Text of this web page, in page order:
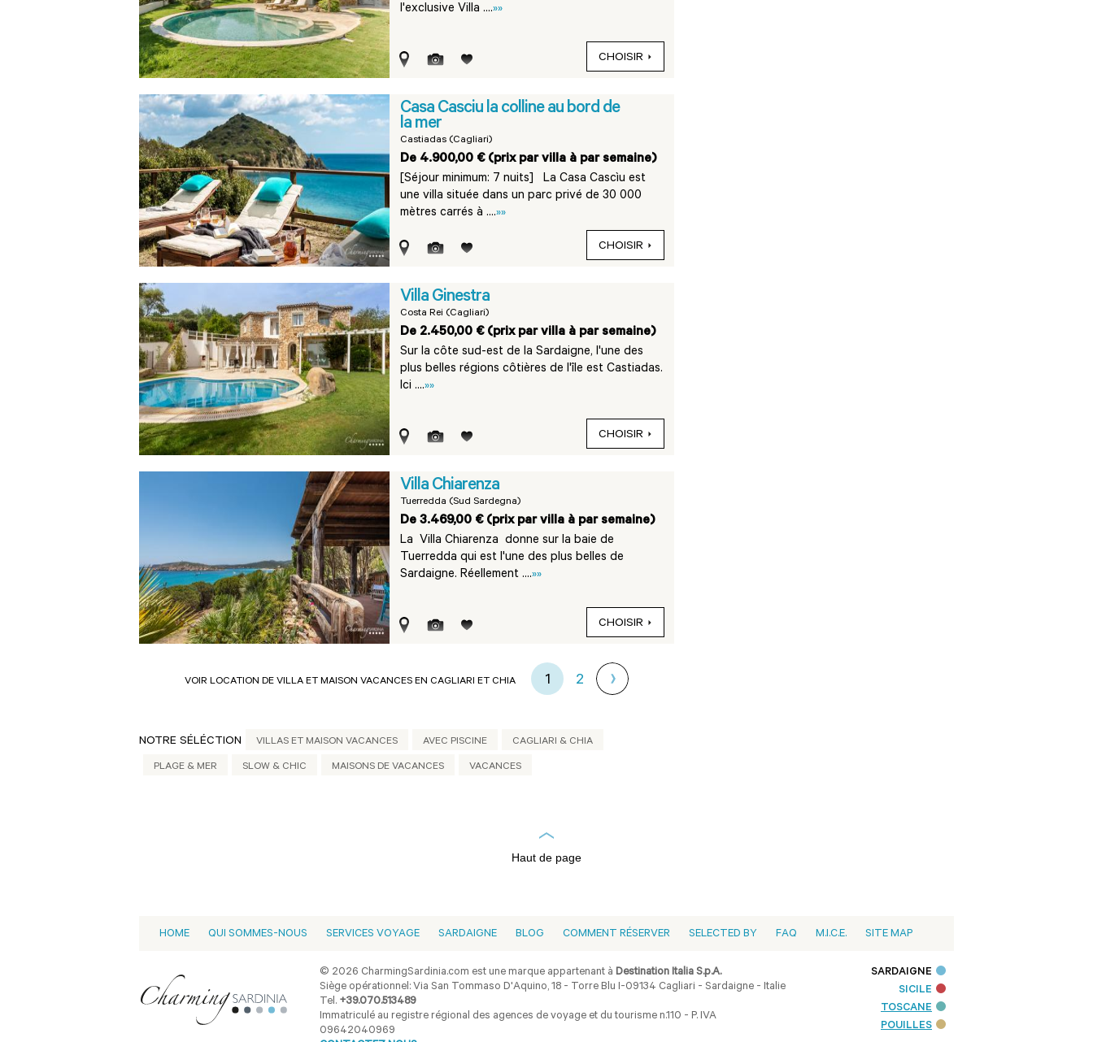
l'exclusive Villa ....»»
CHOISIR
Casa Casciu la colline au bord de
la mer
Castiadas (Cagliari)
De 4.900,00 € (prix par villa à par semaine)
[Séjour minimum: 7 nuits] La Casa Cascìu est
une villa située dans un parc privé de 30 000
mètres carrés à ....»»
CHOISIR
Villa Ginestra
Costa Rei (Cagliari)
De 2.450,00 € (prix par villa à par semaine)
Sur la côte sud-est de la Sardaigne, l'une des
plus belles régions côtières de l'île est Castiadas.
Ici ....»»
CHOISIR
Villa Chiarenza
Tuerredda (Sud Sardegna)
De 3.469,00 € (prix par villa à par semaine)
La Villa Chiarenza donne sur la baie de
Tuerredda qui est l'une des plus belles de
Sardaigne. Réellement ....»»
CHOISIR
VOIR LOCATION DE VILLA ET MAISON VACANCES EN CAGLIARI ET CHIA 1 2
NOTRE SÉLÉCTION VILLAS ET MAISON VACANCES AVEC PISCINE CAGLIARI & CHIA
PLAGE & MER SLOW & CHIC MAISONS DE VACANCES VACANCES
Haut de page
HOME QUI SOMMES-NOUS SERVICES VOYAGE SARDAIGNE BLOG COMMENT RÉSERVER SELECTED BY FAQ M.I.C.E. SITE MAP
© 2026 CharmingSardinia.com est une marque appartenant àDestination Italia S.p.A.
Siège opérationnel: Via San Tommaso D'Aquino, 18 - Torre Blu I-09134 Cagliari - Sardaigne - Italie
Tel. +39.070.513489
Immatriculé au registre régional des agences de voyage et du tourisme n.110 - P. IVA
09642040969
SARDAIGNE
SICILE
TOSCANE
POUILLES